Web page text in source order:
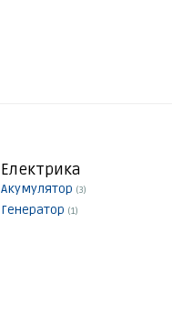
Електрика
Акумулятор (3)
Генератор (1)